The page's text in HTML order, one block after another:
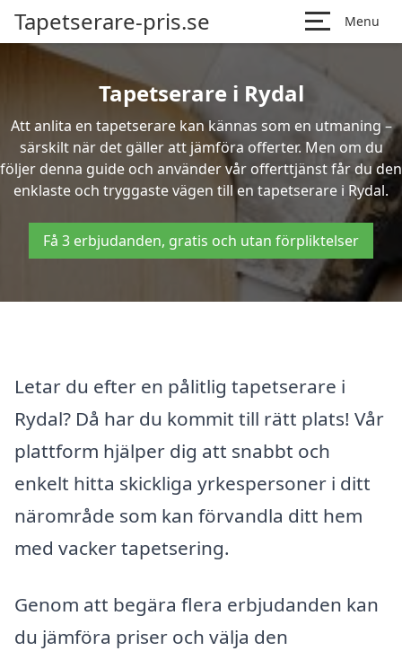
Tapetserare-pris.se Menu
Tapetserare i Rydal
Att anlita en tapetserare kan kännas som en utmaning –
särskilt när det gäller att jämföra offerter. Men om du
följer denna guide och använder vår offerttjänst får du den
enklaste och tryggaste vägen till en tapetserare i Rydal.
Få 3 erbjudanden, gratis och utan förpliktelser
Letar du efter en pålitlig tapetserare i
Rydal? Då har du kommit till rätt plats! Vår
plattform hjälper dig att snabbt och
enkelt hitta skickliga yrkespersoner i ditt
närområde som kan förvandla ditt hem
med vacker tapetsering.
Genom att begära flera erbjudanden kan
du jämföra priser och välja den